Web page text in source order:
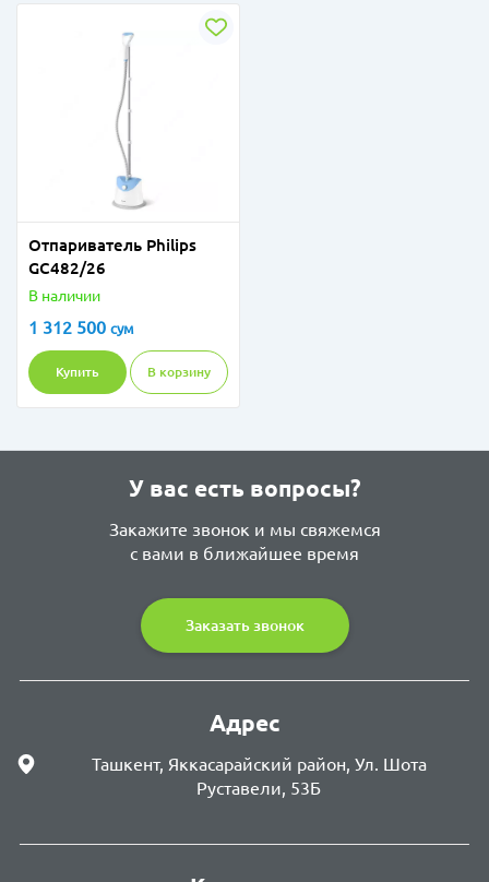
Отпариватель Philips
GC482/26
В наличии
1 312 500 сум
Купить В корзину
У вас есть вопросы?
Закажите звонок и мы свяжемся
с вами в ближайшее время
Заказать звонок
Адрес
Ташкент, Яккасарайский район, Ул. Шота
Руставели, 53Б